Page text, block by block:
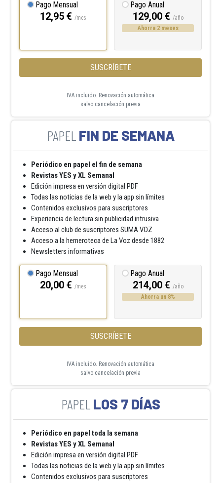
Pago Mensual
12,95 € /mes
Pago Anual
129,00 € /año
Ahorra 2 meses
SUSCRÍBETE
IVA incluido. Renovación automática
salvo cancelación previa
FIN DE SEMANA
Periódico en papel el fin de semana
Revistas YES y XL Semanal
Edición impresa en versión digital PDF
Todas las noticias de la web y la app sin límites
Contenidos exclusivos para suscriptores
Experiencia de lectura sin publicidad intrusiva
Acceso al club de suscriptores SUMA VOZ
Acceso a la hemeroteca de La Voz desde 1882
Newsletters informativas
Pago Mensual
20,00 € /mes
Pago Anual
214,00 € /año
Ahorra un 8%
SUSCRÍBETE
IVA incluido. Renovación automática
salvo cancelación previa
LOS 7 DÍAS
Periódico en papel toda la semana
Revistas YES y XL Semanal
Edición impresa en versión digital PDF
Todas las noticias de la web y la app sin límites
Contenidos exclusivos para suscriptores